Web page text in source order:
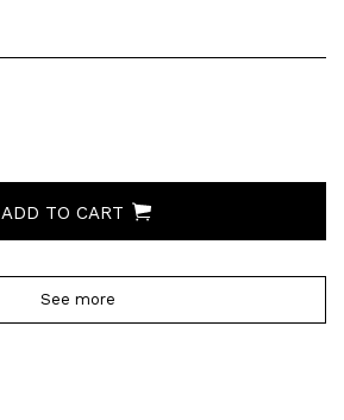
ADD TO CART
See more